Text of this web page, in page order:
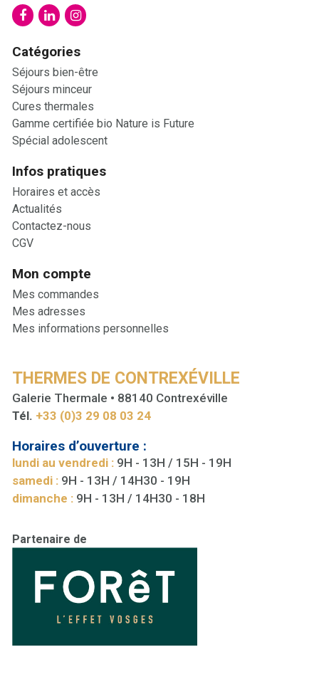
Catégories
Séjours bien-être
Séjours minceur
Cures thermales
Gamme certifiée bio Nature is Future
Spécial adolescent
Infos pratiques
Horaires et accès
Actualités
Contactez-nous
CGV
Mon compte
Mes commandes
Mes adresses
Mes informations personnelles
THERMES DE CONTREXÉVILLE
Galerie Thermale • 88140 Contrexéville
Tél. +33 (0)3 29 08 03 24
Horaires d’ouverture :
lundi au vendredi : 9H - 13H / 15H - 19H
samedi : 9H - 13H / 14H30 - 19H
dimanche : 9H - 13H / 14H30 - 18H
Partenaire de